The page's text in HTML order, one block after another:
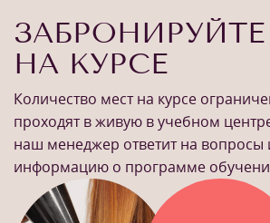
НА КУРСЕ
Количество мест на курсе
проходят в живую в учебном
наш менеджер ответит на вопросы
информацию о программе